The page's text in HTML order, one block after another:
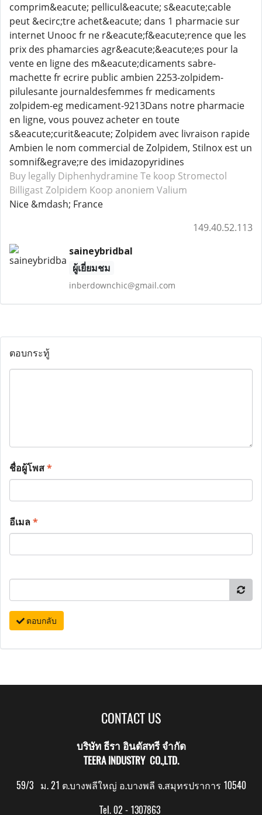
comprim&eacute; pellicul&eacute; s&eacute;cable
peut &ecirc;tre achet&eacute; dans 1 pharmacie sur
internet Unooc fr ne r&eacute;f&eacute;rence que les
prix des phamarcies agr&eacute;&eacute;es pour la
vente en ligne des m&eacute;dicaments sabre-
machette fr ecrire public ambien 2253-zolpidem-
pilulesante journaldesfemmes fr medicaments
zolpidem-eg medicament-9213Dans notre pharmacie
en ligne, vous pouvez acheter en toute
s&eacute;curit&eacute; Zolpidem avec livraison rapide
Ambien le nom commercial de Zolpidem, Stilnox est un
somnif&egrave;re des imidazopyridines
Buy legally Diphenhydramine Te koop Stromectol
Billigast Zolpidem Koop anoniem Valium
Nice &mdash; France
149.40.52.113
saineybridbal
ผู้เยี่ยมชม
inberdownchic@gmail.com
ตอบกระทู้
ชื่อผู้โพส*
อีเมล*
ตอบกลับ
CONTACT US
บริษัท ธีรา อินดัสทรี จำกัด
TEERA INDUSTRY CO.,LTD.
59/3 ม. 21 ต.บางพลีใหญ่ อ.บางพลี จ.สมุทรปราการ 10540
Tel. 02 - 1307863